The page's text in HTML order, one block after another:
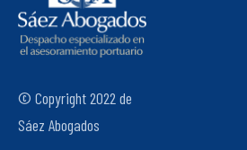
© Copyright 2022 de
Sáez Abogados